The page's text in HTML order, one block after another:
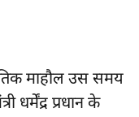
माहौल उस समय
धर्मेंद्र प्रधानके